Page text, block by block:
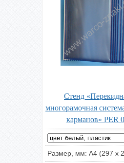
Стенд
многорамочная
карманов» PER
Размер, мм: А4 (297 х